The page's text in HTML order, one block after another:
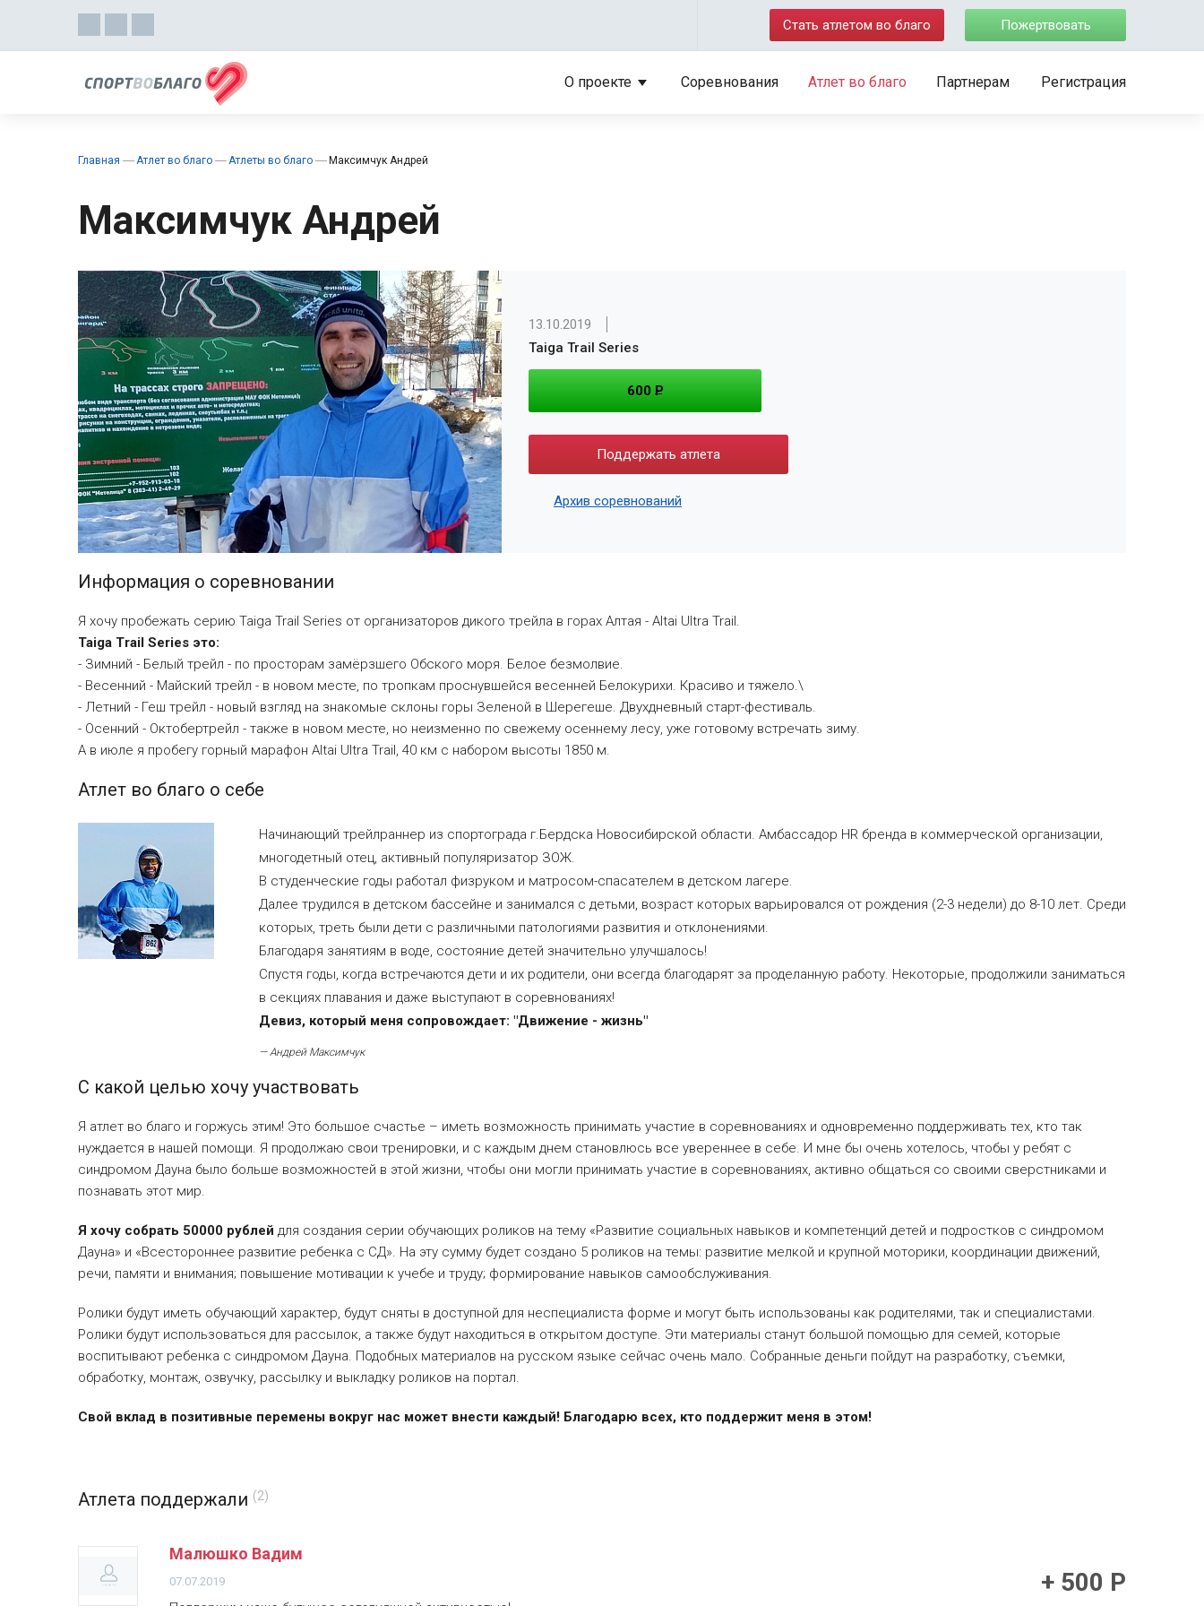
Стать атлетом во благо Пожертвовать
О проекте Соревнования Атлет во благо Партнерам Регистрация
Главная Атлет во благо Атлеты во благо Максимчук Андрей
Максимчук Андрей
13.10.2019
Taiga Trail Series
600 P
Поддержать атлета
Архив соревнований
Информация о соревновании
Я хочу пробежать серию Taiga Trail Series от организаторов дикого трейла в горах Алтая - Altai Ultra Trail.
Taiga Trail Series это:
- Зимний - Белый трейл - по просторам замёрзшего Обского моря. Белое безмолвие.
- Весенний - Майский трейл - в новом месте, по тропкам проснувшейся весенней Белокурихи. Красиво и тяжело.\
- Летний - Геш трейл - новый взгляд на знакомые склоны горы Зеленой в Шерегеше. Двухдневный старт-фестиваль.
- Осенний - Октобертрейл - также в новом месте, но неизменно по свежему осеннему лесу, уже готовому встречать зиму.
А в июле я пробегу горный марафон Altai Ultra Trail, 40 км с набором высоты 1850 м.
Атлет во благо о себе
Начинающий трейлраннер из спортограда г.Бердска Новосибирской области. Амбассадор HR бренда в коммерческой организации,
многодетный отец, активный популяризатор ЗОЖ.
В студенческие годы работал физруком и матросом-спасателем в детском лагере.
Далее трудился в детском бассейне и занимался с детьми, возраст которых варьировался от рождения (2-3 недели) до 8-10 лет. Среди
которых, треть были дети с различными патологиями развития и отклонениями.
Благодаря занятиям в воде, состояние детей значительно улучшалось!
Спустя годы, когда встречаются дети и их родители, они всегда благодарят за проделанную работу. Некоторые, продолжили заниматься
в секциях плавания и даже выступают в соревнованиях!
Девиз, который меня сопровождает: "Движение - жизнь"
— Андрей Максимчук
С какой целью хочу участвовать
Я атлет во благо и горжусь этим! Это большое счастье – иметь возможность принимать участие в соревнованиях и одновременно поддерживать тех, кто так
нуждается в нашей помощи. Я продолжаю свои тренировки, и с каждым днем становлюсь все увереннее в себе. И мне бы очень хотелось, чтобы у ребят с
синдромом Дауна было больше возможностей в этой жизни, чтобы они могли принимать участие в соревнованиях, активно общаться со своими сверстниками и
познавать этот мир.
Я хочу собрать 50000 рублей для создания серии обучающих роликов на тему «Развитие социальных навыков и компетенций детей и подростков с синдромом
Дауна» и «Всестороннее развитие ребенка c CД». На эту сумму будет создано 5 роликов на темы: развитие мелкой и крупной моторики, координации движений,
речи, памяти и внимания; повышение мотивации к учебе и труду; формирование навыков самообслуживания.
Ролики будут иметь обучающий характер, будут сняты в доступной для неспециалиста форме и могут быть использованы как родителями, так и специалистами.
Ролики будут использоваться для рассылок, а также будут находиться в открытом доступе. Эти материалы станут большой помощью для семей, которые
воспитывают ребенка с синдромом Дауна. Подобных материалов на русском языке сейчас очень мало. Собранные деньги пойдут на разработку, съемки,
обработку, монтаж, озвучку, рассылку и выкладку роликов на портал.
Свой вклад в позитивные перемены вокруг нас может внести каждый! Благодарю всех, кто поддержит меня в этом!
Атлета поддержали (2)
Малюшко Вадим
07.07.2019 + 500 Р